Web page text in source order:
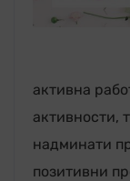
активна
активности,
надминати
позитивни